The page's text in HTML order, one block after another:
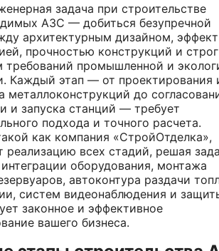
задача при строительстве
АЗС — добиться безупречной
архитектурным дизайном,
прочностью конструкций и
требований промышленной и
Каждый этап — от проектирования
металлоконструкций до
и запуска станций — требует
подхода и точного расчета.
как компания «СтройОтделка»,
реализацию всех стадий, решая
оборудования, монтажа
автоконтура раздачи
систем видеонаблюдения и
законное и эффективное
вашего бизнеса.